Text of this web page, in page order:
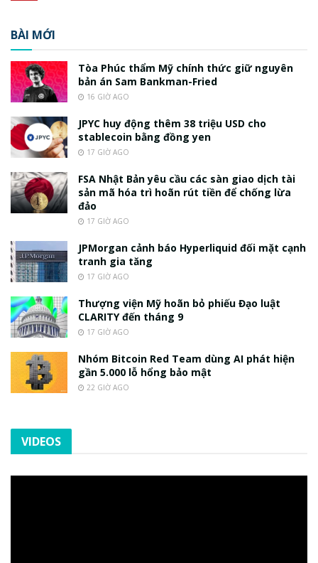
BÀI MỚI
Tòa Phúc thẩm Mỹ chính thức giữ nguyên
bản án Sam Bankman-Fried
16 GIỜ AGO
JPYC huy động thêm 38 triệu USD cho
stablecoin bằng đồng yen
17 GIỜ AGO
FSA Nhật Bản yêu cầu các sàn giao dịch tài
sản mã hóa trì hoãn rút tiền để chống lừa
đảo
17 GIỜ AGO
JPMorgan cảnh báo Hyperliquid đối mặt cạnh
tranh gia tăng
17 GIỜ AGO
Thượng viện Mỹ hoãn bỏ phiếu Đạo luật
CLARITY đến tháng 9
17 GIỜ AGO
Nhóm Bitcoin Red Team dùng AI phát hiện
gần 5.000 lỗ hổng bảo mật
22 GIỜ AGO
VIDEOS